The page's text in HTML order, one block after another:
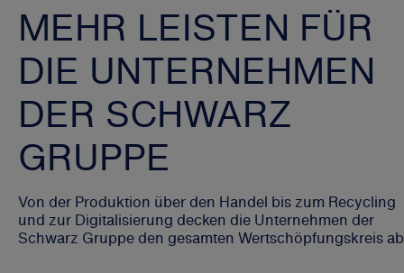
MEHR LEISTEN FÜR
DIE UNTERNEHMEN
DER SCHWARZ
GRUPPE
Von der Produktion über den Handel bis zum Recycling
und zur Digitalisierung decken die Unternehmen der
Schwarz Gruppe den gesamten Wertschöpfungskreis